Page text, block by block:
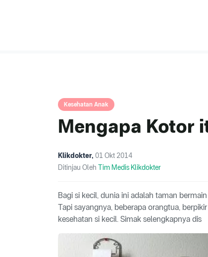
Kesehatan Anak
Mengapa Kotor
Klikdokter, 01 Okt 2014
Ditinjau Oleh Tim Medis Klikdokter
Bagi si kecil, dunia ini adalah taman
Tapi sayangnya, beberapa orangtua,
kesehatan si kecil. Simak selengkapnya dis